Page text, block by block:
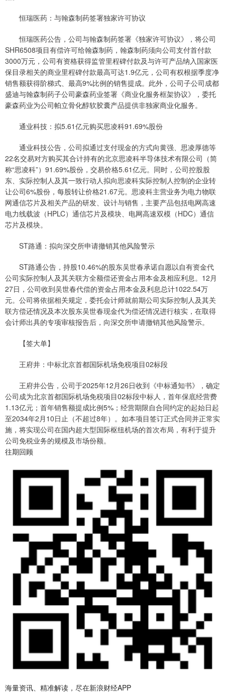
恒瑞医药：与翰森制药签署独家许可协议
恒瑞医药公告，公司与翰森制药签署《独家许可协议》，将公司
SHR6508项目有偿许可给翰森制药，翰森制药须向公司支付首付款
3000万元，公司有资格获得监管里程碑付款及与许可产品纳入国家医
保目录相关的商业里程碑付款最高可达1.9亿元，公司有权根据季度净
销售额获得阶梯式、最高9%比例的销售提成。此外，公司子公司成都
盛迪与翰森制药子公司豪森药业签署《商业化服务框架协议》，委托
豪森药业为公司帕立骨化醇软胶囊产品提供非独家商业化服务。
通业科技：拟5.61亿元购买思凌科91.69%股份
通业科技公告，公司拟通过支付现金的方式向黄强、思凌厚德等
22名交易对方购买其合计持有的北京思凌科半导体技术有限公司（简
称“思凌科”）91.69%股份，交易价格5.61亿元。同时，公司控股股
东、实际控制人及其一致行动人拟向思凌科实际控制人控制的企业转
让公司6%股份，每股转让价格21.67元。思凌科主营业务为电力物联
网通信芯片及相关产品的研发、设计与销售，主要产品包括电网高速
电力线载波（HPLC）通信芯片及模块、电网高速双模（HDC）通信
芯片及模块。
ST路通：拟向深交所申请撤销其他风险警示
ST路通公告，持股10.46%的股东吴世春承诺自愿以自有资金代
公司实际控制人及其关联方全额偿还资金占用本金及相应利息。12月
27日，公司收到吴世春代偿的资金占用本金及利息总计1022.54万
元。公司将依据相关规定，委托会计师就前期公司实际控制人及其关
联方偿还情况及本次股东吴世春现金代为偿还情况进行核实，在取得
会计师出具的专项审核报告后，向深交所申请撤销其他风险警示。
【签大单】
王府井：中标北京首都国际机场免税项目02标段
王府井公告，公司于2025年12月26日收到《中标通知书》，确定
公司成为北京首都国际机场免税项目02标段中标人，首年保底经营费
1.13亿元；首年销售额提成比例5%；经营期限自合同约定的起始日起
至2034年2月10日止（不超过8年）。如本项目签订正式合同并正常实
施，将实现公司在国内超大型国际枢纽机场的首次布局，有利于提升
公司免税业务的规模及市场份额。
往期回顾
海量资讯、精准解读，尽在新浪财经APP